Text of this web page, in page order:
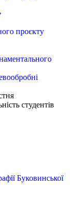
проєкту
студентів
Буковинської